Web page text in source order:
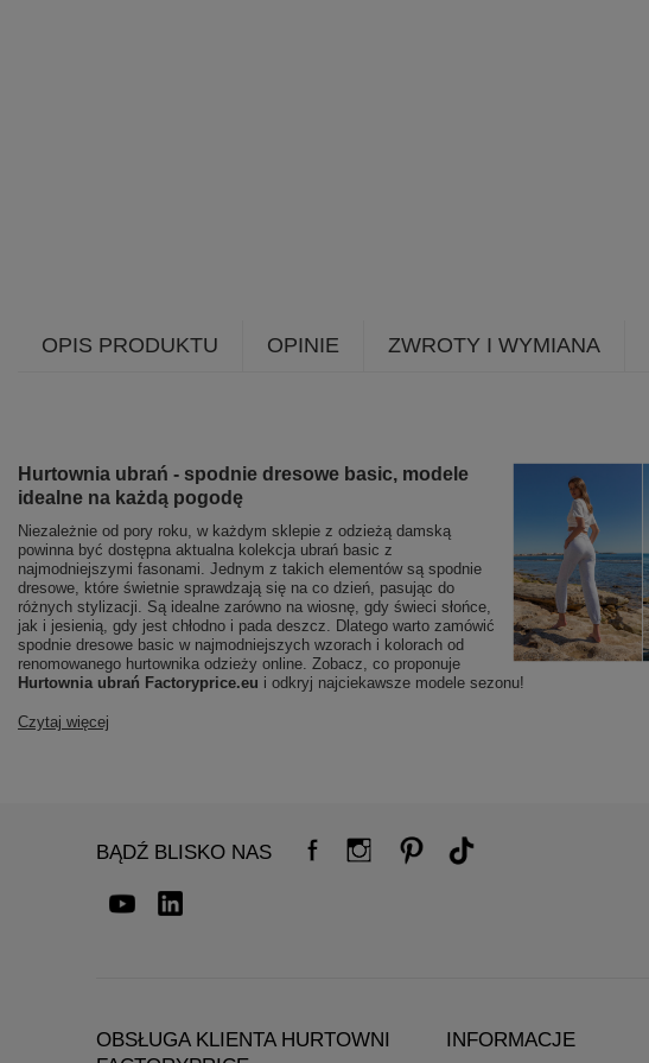
OPIS PRODUKTU OPINIE ZWROTY I WYMIANA
Hurtownia ubrań - spodnie dresowe basic, modele
idealne na każdą pogodę
Niezależnie od pory roku, w każdym sklepie z odzieżą damską
powinna być dostępna aktualna kolekcja ubrań basic z
najmodniejszymi fasonami. Jednym z takich elementów są spodnie
dresowe, które świetnie sprawdzają się na co dzień, pasując do
różnych stylizacji. Są idealne zarówno na wiosnę, gdy świeci słońce,
jak i jesienią, gdy jest chłodno i pada deszcz. Dlatego warto zamówić
spodnie dresowe basic w najmodniejszych wzorach i kolorach od
renomowanego hurtownika odzieży online. Zobacz, co proponuje
Hurtownia ubrań Factoryprice.eu i odkryj najciekawsze modele sezonu!
Czytaj więcej
BĄDŹ BLISKO NAS
OBSŁUGA KLIENTA HURTOWNI
INFORMACJE